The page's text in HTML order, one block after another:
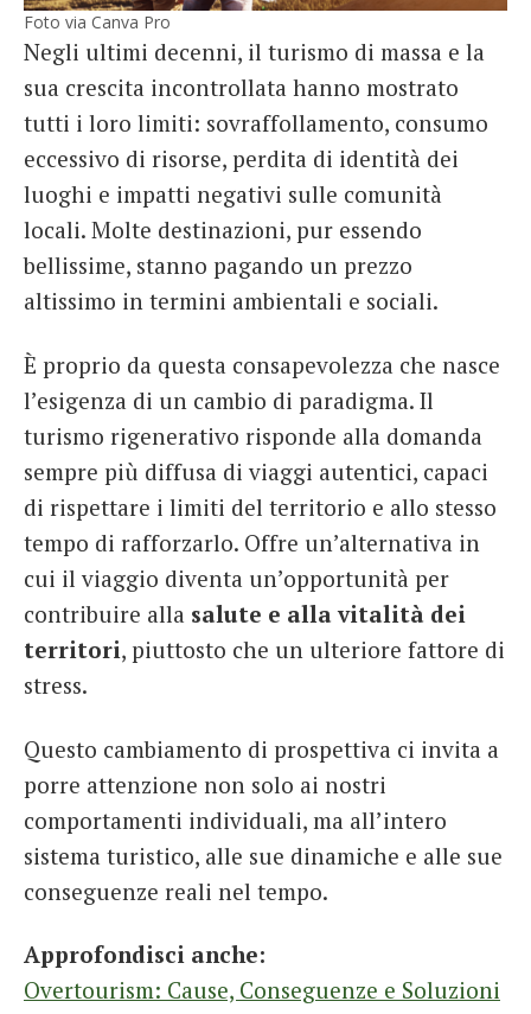
Foto via Canva Pro
Negli ultimi decenni, il turismo di massa e la
sua crescita incontrollata hanno mostrato
tutti i loro limiti: sovraffollamento, consumo
eccessivo di risorse, perdita di identità dei
luoghi e impatti negativi sulle comunità
locali. Molte destinazioni, pur essendo
bellissime, stanno pagando un prezzo
altissimo in termini ambientali e sociali.
È proprio da questa consapevolezza che nasce
l’esigenza di un cambio di paradigma. Il
turismo rigenerativo risponde alla domanda
sempre più diffusa di viaggi autentici, capaci
di rispettare i limiti del territorio e allo stesso
tempo di rafforzarlo. Offre un’alternativa in
cui il viaggio diventa un’opportunità per
contribuire alla salute e alla vitalità dei
territori, piuttosto che un ulteriore fattore di
stress.
Questo cambiamento di prospettiva ci invita a
porre attenzione non solo ai nostri
comportamenti individuali, ma all’intero
sistema turistico, alle sue dinamiche e alle sue
conseguenze reali nel tempo.
Approfondisci anche:
Overtourism: Cause, Conseguenze e Soluzioni